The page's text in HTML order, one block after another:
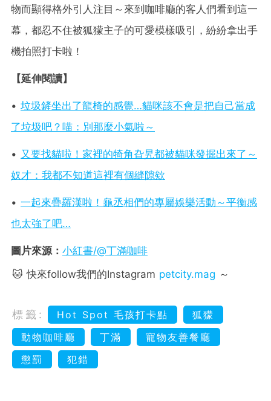
物而顯得格外引人注目～來到咖啡廳的客人們看到這一
幕，都忍不住被狐獴主子的可愛模樣吸引，紛紛拿出手
機拍照打卡啦！
【延伸閱讀】
• 垃圾鏟坐出了龍椅的感覺…貓咪該不會是把自己當成
了垃圾吧？喵：別那麼小氣啦～
• 又要找貓啦！家裡的犄角旮旯都被貓咪發掘出來了～
奴才：我都不知道這裡有個縫隙欸
• 一起來疊羅漢啦！龜丞相們的專屬娛樂活動～平衡感
也太強了吧…
圖片來源： 小紅書/@丁滿咖啡
🐱 快來follow我們的Instagram petcity.mag ～
標籤: Hot Spot 毛孩打卡點
狐獴
動物咖啡廳
丁滿
寵物友善餐廳
懲罰
犯錯